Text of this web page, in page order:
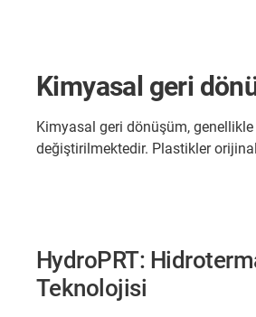
Kimyasal geri
Kimyasal geri dönüşüm,
değiştirilmektedir. Plastikler
HydroPRT:
Teknolojisi